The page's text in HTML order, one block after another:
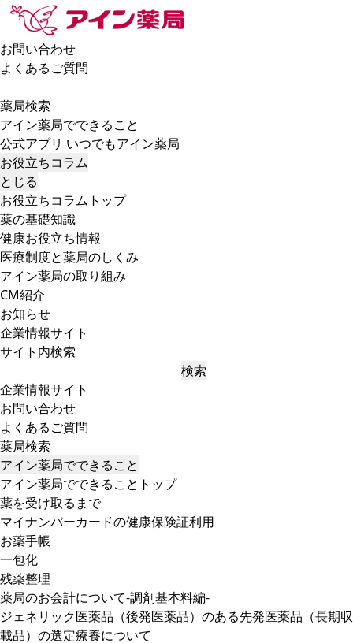
お問い合わせ
よくあるご質問
薬局検索
アイン薬局でできること
公式アプリ いつでもアイン薬局
お役立ちコラム
とじる
お役立ちコラムトップ
薬の基礎知識
健康お役立ち情報
医療制度と薬局のしくみ
アイン薬局の取り組み
CM紹介
お知らせ
企業情報サイト
サイト内検索
検索
企業情報サイト
お問い合わせ
よくあるご質問
薬局検索
アイン薬局でできること
アイン薬局でできることトップ
薬を受け取るまで
マイナンバーカードの健康保険証利用
お薬手帳
一包化
残薬整理
薬局のお会計について-調剤基本料編-
ジェネリック医薬品（後発医薬品）のある先発医薬品（長期収
載品）の選定療養について